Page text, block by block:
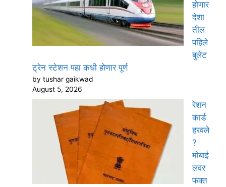
होणार
देशा
तील
पहिले
बुलेट
ट्रेन स्टेशन पहा कधी होणार पूर्ण
by tushar gaikwad
August 5, 2026
रेशन
कार्ड
हरवले
?
मोबाई
लवर
फक्त